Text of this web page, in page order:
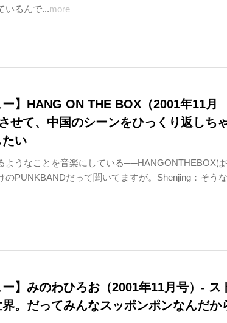
いるんで...more
ー】HANG ON THE BOX（2001年11月
せて、中国のシーンをひっくり返しち
たい
ようなことを音楽にしている──HANGONTHEBOXは
のPUNKBANDだって聞いてますが。Shenjing：そう
ー】みのわひろお（2001年11月号）- ス
。だってみんなスッポンポンなんだか